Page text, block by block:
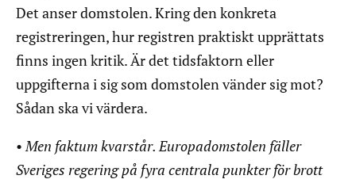
Det anser domstolen. Kring den konkreta
registreringen, hur registren praktiskt upprättats
finns ingen kritik. Är det tidsfaktorn eller
uppgifterna i sig som domstolen vänder sig mot?
Sådan ska vi värdera.
•Men faktum kvarstår. Europadomstolen fäller
Sveriges regering på fyra centrala punkter för brott